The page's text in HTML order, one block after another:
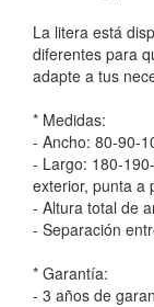
La litera está
diferentes para
adapte a tus
* Medidas:
- Ancho: 80-90-
- Largo: 180-
exterior, punta a
- Altura total de
- Separación
* Garantía:
- 3 años de